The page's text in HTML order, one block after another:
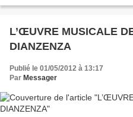
L’ŒUVRE MUSICALE
DIANZENZA
Publié le 01/05/2012 à 13:17
Par Messager